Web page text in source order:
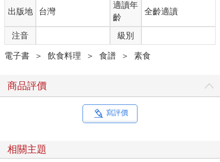
出版地 台灣
適讀年
齡
全齡適讀
注音 級別
電子書 ＞ 飲食料理 ＞ 食譜 ＞ 素食
商品評價
寫評價
相關主題